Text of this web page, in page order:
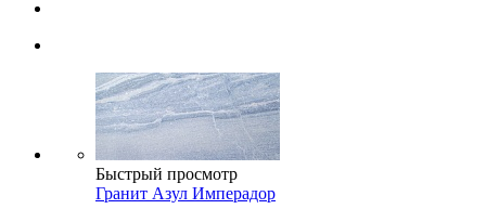
Быстрый просмотр
Гранит Азул Имперадор